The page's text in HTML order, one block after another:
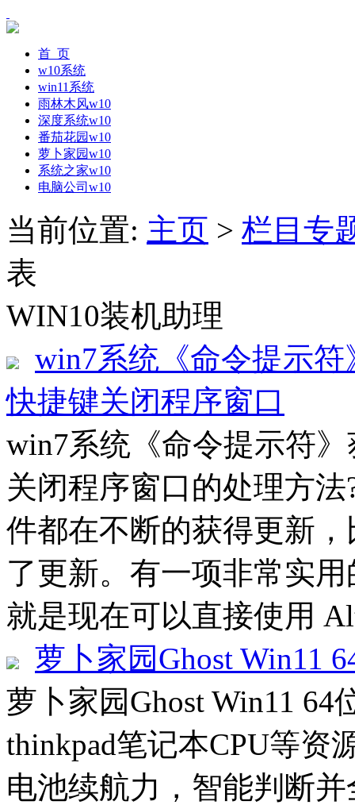
首 页
w10系统
win11系统
雨林木风w10
深度系统w10
番茄花园w10
萝卜家园w10
系统之家w10
电脑公司w10
当前位置: 主页 > 栏目专
表
WIN10装机助理
win7系统《命令提示
快捷键关闭程序窗口
win7系统《命令提示符
关闭程序窗口的处理方
件都在不断的获得更新
了更新。有一项非常实
就是现在可以直接使用
萝卜家园Ghost Win11
萝卜家园Ghost Win11 64
thinkpad笔记本CPU等资
电池续航力，智能判断